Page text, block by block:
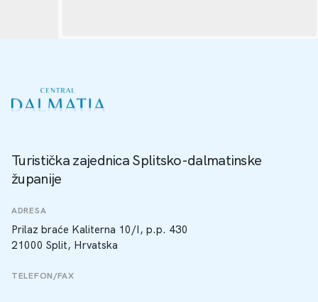
Turistička zajednica Splitsko-dalmatinske
županije
ADRESA
Prilaz braće Kaliterna 10/I, p.p. 430
21000 Split, Hrvatska
TELEFON/FAX